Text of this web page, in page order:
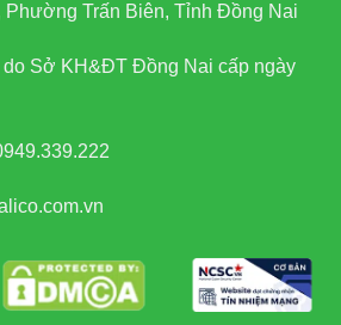
Phường Trấn Biên, Tỉnh Đồng Nai
do Sở KH&ĐT Đồng Nai cấp ngày